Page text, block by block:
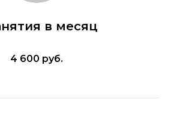
в месяц
4 600 руб.